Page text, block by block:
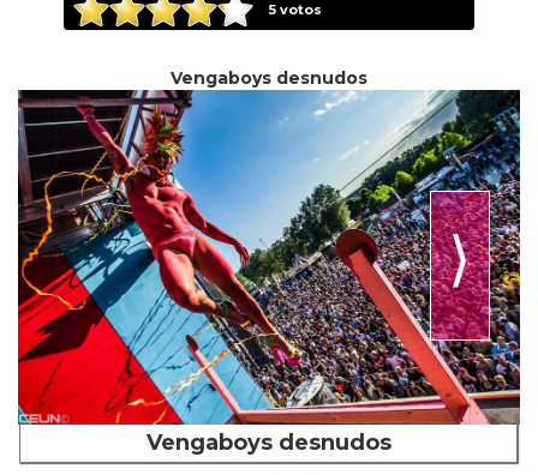
5votos
Vengaboys desnudos
⟩
Vengaboys desnudos